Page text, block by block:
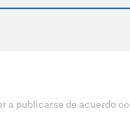
a publicarse de acuerdo